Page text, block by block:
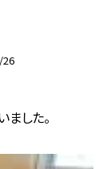
した。